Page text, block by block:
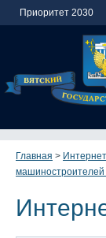
Приоритет 2030
Главная >